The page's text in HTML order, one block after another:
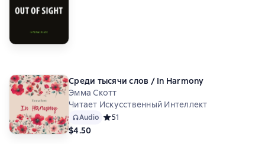
Среди тысячи слов / In Harmony
Эмма Скотт
Читает Искусственный Интеллект
Audio Средний рейтинг 5 на основе 1 оценок
51
$4.50